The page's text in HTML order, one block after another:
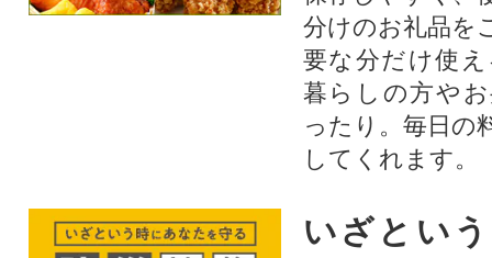
分けのお礼品を
要な分だけ使
暮らしの方や
ったり。毎日の
してくれます。
いざとい